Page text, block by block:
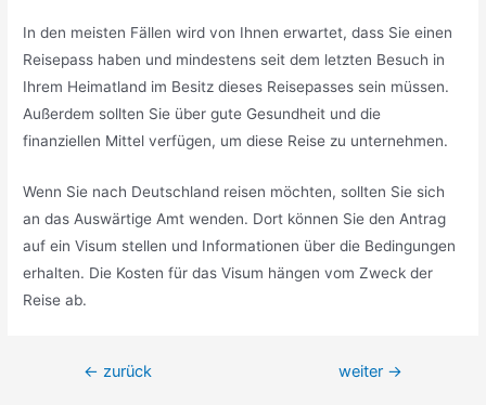
In den meisten Fällen wird von Ihnen erwartet, dass Sie einen
Reisepass haben und mindestens seit dem letzten Besuch in
Ihrem Heimatland im Besitz dieses Reisepasses sein müssen.
Außerdem sollten Sie über gute Gesundheit und die
finanziellen Mittel verfügen, um diese Reise zu unternehmen.
Wenn Sie nach Deutschland reisen möchten, sollten Sie sich
an das Auswärtige Amt wenden. Dort können Sie den Antrag
auf ein Visum stellen und Informationen über die Bedingungen
erhalten. Die Kosten für das Visum hängen vom Zweck der
Reise ab.
Beitragsnavigation
← zurück weiter →